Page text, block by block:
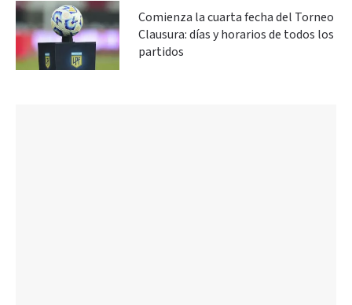
Comienza la cuarta fecha del Torneo
Clausura: días y horarios de todos los
partidos